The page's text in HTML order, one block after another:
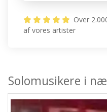
Over
af vores artister
Solomusikere i